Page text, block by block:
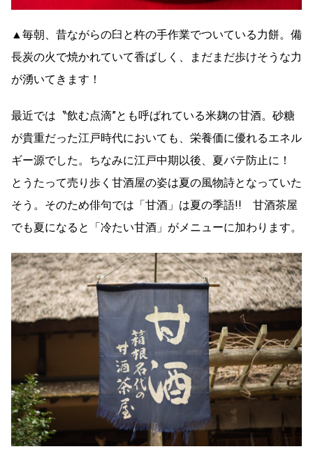
▲毎朝、昔ながらの臼と杵の手作業でついている力餅。備
長炭の火で焼かれていて香ばしく、まだまだ歩けそうな力
が湧いてきます！
最近では〝飲む点滴”とも呼ばれている米麹の甘酒。砂糖
が貴重だった江戸時代においても、栄養価に優れるエネル
ギー源でした。ちなみに江戸中期以後、夏バテ防止に！
とうたって売り歩く甘酒屋の姿は夏の風物詩となっていた
そう。そのため俳句では「甘酒」は夏の季語!! 甘酒茶屋
でも夏になると「冷たい甘酒」がメニューに加わります。